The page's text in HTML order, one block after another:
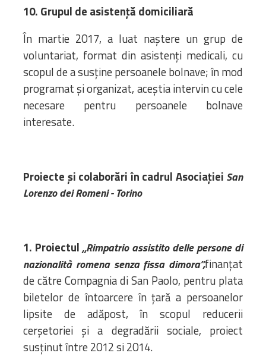
10. Grupul de asistență domiciliară
În martie 2017, a luat naștere un grup de
voluntariat, format din asistenți medicali, cu
scopul de a susține persoanele bolnave; în mod
programat și organizat, aceștia intervin cu cele
necesare pentru persoanele bolnave
interesate.
Proiecte și colaborări în cadrul Asociației San
Lorenzo dei Romeni - Torino
1. Proiectul„Rimpatrio assistito delle persone di
nazionalità romena senza fissa dimora”,finanțat
de către Compagnia di San Paolo, pentru plata
biletelor de întoarcere în țară a persoanelor
lipsite de adăpost, în scopul reducerii
cerșetoriei și a degradării sociale, proiect
susținut între 2012 si 2014.